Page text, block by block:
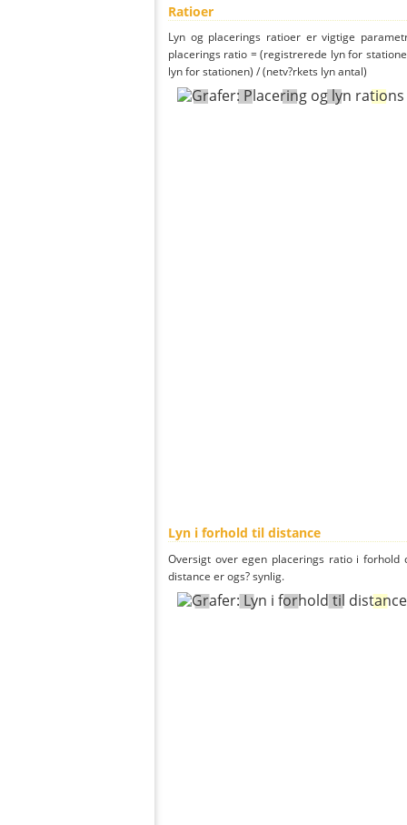
Ratioer
Lyn og placerings ratioer er vigtige
placerings ratio = (registrerede lyn for
lyn for stationen) / (netv?rkets lyn antal)
Lyn i forhold til distance
Oversigt over egen placerings ratio i
distance er ogs? synlig.